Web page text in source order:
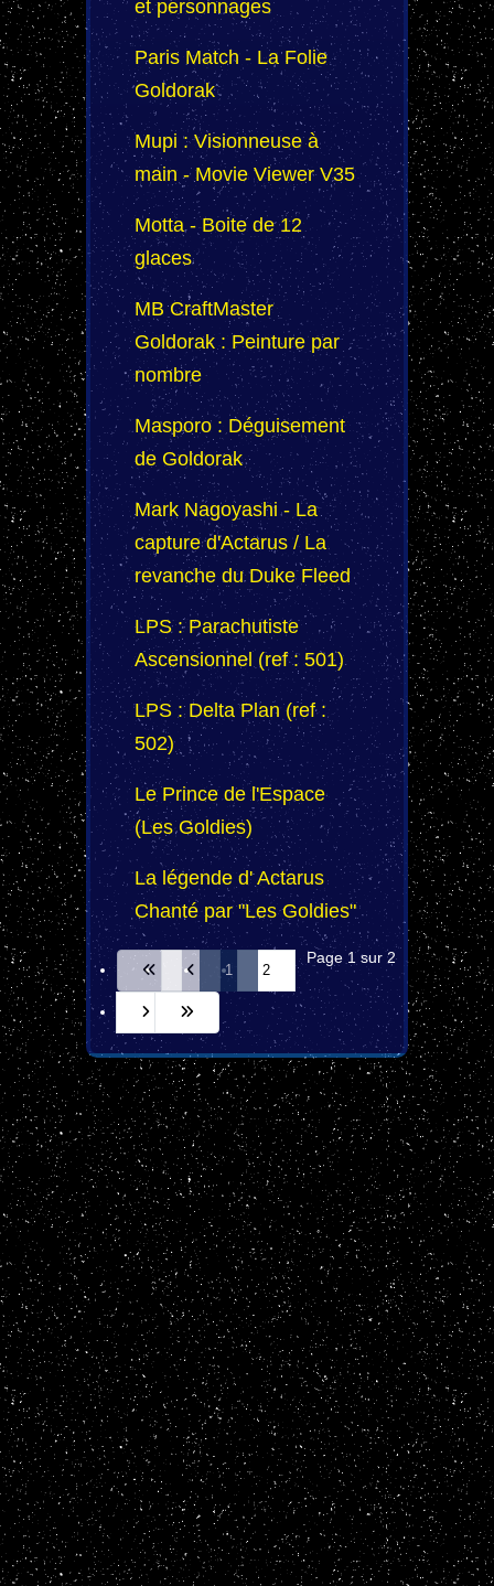
et personnages
Paris Match - La Folie
Goldorak
Mupi : Visionneuse à
main - Movie Viewer V35
Motta - Boite de 12
glaces
MB CraftMaster
Goldorak : Peinture par
nombre
Masporo : Déguisement
de Goldorak
Mark Nagoyashi - La
capture d'Actarus / La
revanche du Duke Fleed
LPS : Parachutiste
Ascensionnel (ref : 501)
LPS : Delta Plan (ref :
502)
Le Prince de l'Espace
(Les Goldies)
La légende d' Actarus
Chanté par "Les Goldies"
Page 1 sur 2
1 2